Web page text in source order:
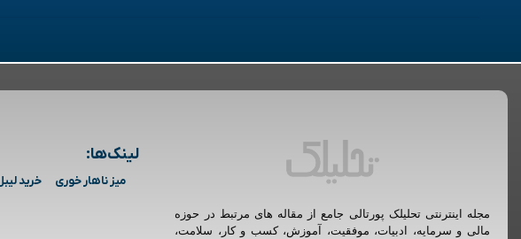
مجله اینترنتی تحلیلک پورتالی جامع از مقاله های مرتبط در حوزه
مالی و سرمایه، ادبیات، موفقیت، آموزش، کسب و کار، سلامت،
لینک‌ها:
میز ناهار خوری خرید